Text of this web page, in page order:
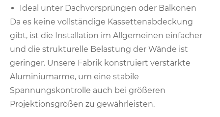
Ideal unter Dachvorsprüngen oder Balkonen
Da es keine vollständige Kassettenabdeckung
gibt, ist die Installation im Allgemeinen einfacher
und die strukturelle Belastung der Wände ist
geringer. Unsere Fabrik konstruiert verstärkte
Aluminiumarme, um eine stabile
Spannungskontrolle auch bei größeren
Projektionsgrößen zu gewährleisten.